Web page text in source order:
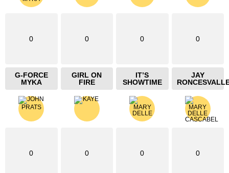
0
G-FORCE
MYKA
0
GIRL ON
FIRE
0
IT’S
SHOWTIME
0
JAY
0 0 0 0